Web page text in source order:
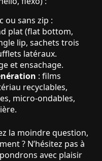
ou sans zip :
plat (flat bottom,
lip, sachets trois
latéraux.
et ensachage.
: films
recyclables,
micro-ondables,
la moindre question,
? N’hésitez pas à
avec plaisir